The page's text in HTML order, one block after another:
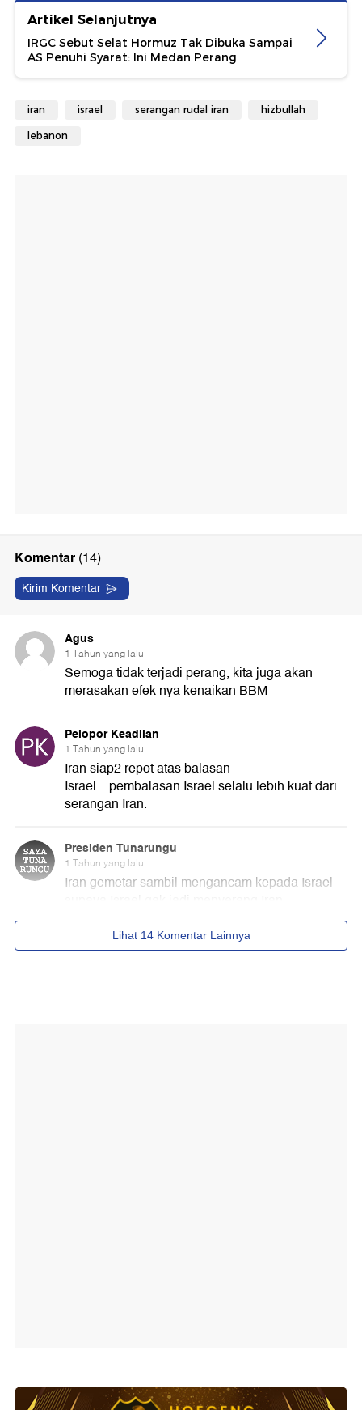
Artikel Selanjutnya
IRGC Sebut Selat Hormuz Tak Dibuka Sampai
AS Penuhi Syarat: Ini Medan Perang
iran israel serangan rudal iran hizbullah
lebanon